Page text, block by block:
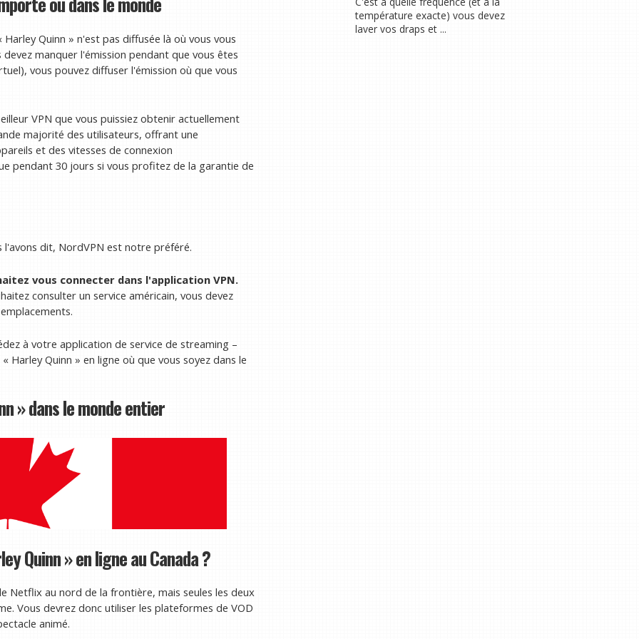
Quinn » n'est pas diffusée là où vous vous
manquer l'émission pendant que vous êtes
vous pouvez diffuser l'émission où que vous
VPN que vous puissiez obtenir actuellement
majorité des utilisateurs, offrant une
et des vitesses de connexion
pendant 30 jours si vous profitez de la garantie de
l'avons dit, NordVPN est notre préféré.
vous connecter dans l'application VPN.
consulter un service américain, vous devez
à votre application de service de streaming –
Quinn » en ligne où que vous soyez dans le
» dans le monde entier
Quinn » en ligne au Canada ?
Netflix au nord de la frontière, mais seules les deux
Vous devrez donc utiliser les plateformes de VOD
animé.
température exacte) vous devez
laver vos draps et ...